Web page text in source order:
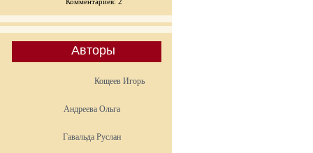
Авторы
Кощеев Игорь
Андреева Ольга
Гавальда Руслан